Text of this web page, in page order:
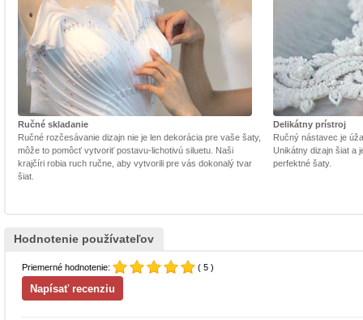
Ručné skladanie
Ručné rozčesávanie dizajn nie je len dekorácia pre vaše šaty,
môže to pomôcť vytvoriť postavu-lichotivú siluetu. Naši
krajčíri robia ruch ručne, aby vytvorili pre vás dokonalý tvar
šiat.
Delikátny prístroj
Ručný nástavec je
Unikátny dizajn šiat a
perfektné šaty.
Hodnotenie používateľov
Priemerné hodnotenie: ( 5 )